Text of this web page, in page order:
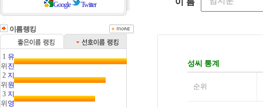
Google Twitter
이름랭킹
1
위
유
진
2
위
지
원
3
위
지
영